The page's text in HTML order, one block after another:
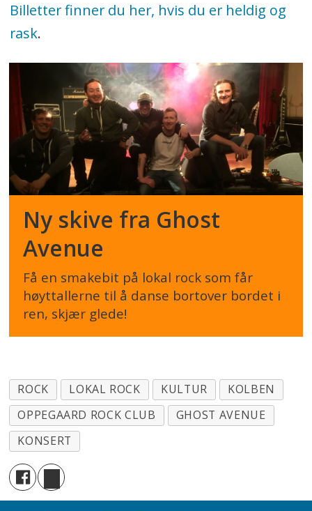
Billetter finner du her, hvis du er heldig og
rask.
Ny skive fra Ghost
Avenue
Få en smakebit på lokal rock som får
høyttallerne til å danse bortover bordet i
ren, skjær glede!
ROCK LOKAL ROCK KULTUR
KOLBEN
OPPEGAARD ROCK CLUB
GHOST AVENUE
KONSERT